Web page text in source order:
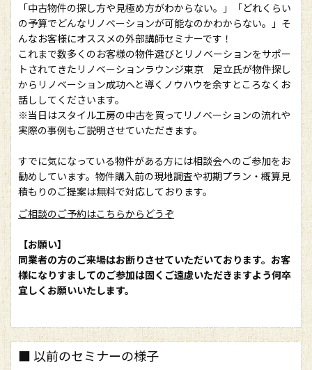
「中古物件の探し方や見極め方がわからない。」「どれくらい
の予算でどんなリノベーションが可能なのかわからない。」そ
んなお客様にオススメの外部講師セミナーです！
これまで数多くのお客様の物件選びとリノベーションをサポー
トされてきたリノベーションラウンジ東京 足立氏が物件探し
からリノベーション成功へと導くノウハウを余すところなくお
話ししてくださいます。
※当日はスタイル工房の中古を買ってリノベーションの流れや
実際の事例もご説明させていただきます。
すでに気になっている物件がある方には相談会へのご参加をお
勧めしています。物件購入前の現地調査や初期プラン・概算見
積もりのご提案は無料で対応しております。
ご相談のご予約はこちらからどうぞ
【お願い】
同業者の方のご来場はお断りさせていただいております。お客
様になりすましてのご参加は固くご遠慮いただきますよう何卒
宜しくお願いいたします。
■ 以前のセミナーの様子